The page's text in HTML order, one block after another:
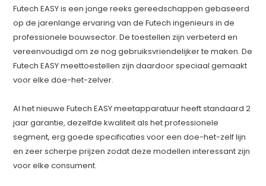
Futech EASY is een jonge reeks gereedschappen gebaseerd
op de jarenlange ervaring van de Futech ingenieurs in de
professionele bouwsector. De toestellen zijn verbeterd en
vereenvoudigd om ze nog gebruiksvriendelijker te maken. De
Futech EASY meettoestellen zijn daardoor speciaal gemaakt
voor elke doe-het-zelver.
Al het nieuwe Futech EASY meetapparatuur heeft standaard 2
jaar garantie, dezelfde kwaliteit als het professionele
segment, erg goede specificaties voor een doe-het-zelf lijn
en zeer scherpe prijzen zodat deze modellen interessant zijn
voor elke consument.